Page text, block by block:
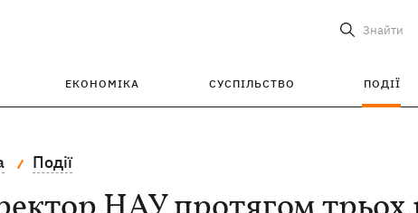
Знайти
ЕКОНОМІКА СУСПІЛЬСТВО ПОДІЇ
Події